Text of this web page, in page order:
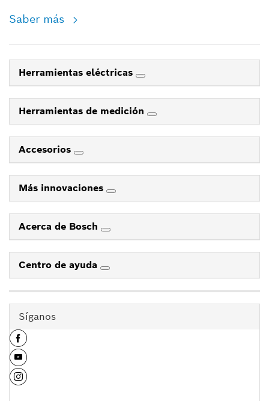
Saber más
Herramientas eléctricas
Herramientas de medición
Accesorios
Más innovaciones
Acerca de Bosch
Centro de ayuda
Síganos